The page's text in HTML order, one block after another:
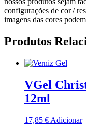
configurações de cor /
imagens das cores
Produtos
VGel
12ml
17,85 € Adicionar